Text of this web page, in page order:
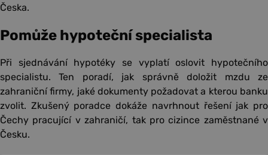
Česka.
Pomůže hypoteční specialista
Při sjednávání hypotéky se vyplatí oslovit hypotečního
specialistu. Ten poradí, jak správně doložit mzdu ze
zahraniční firmy, jaké dokumenty požadovat a kterou banku
zvolit. Zkušený poradce dokáže navrhnout řešení jak pro
Čechy pracující v zahraničí, tak pro cizince zaměstnané v
Česku.